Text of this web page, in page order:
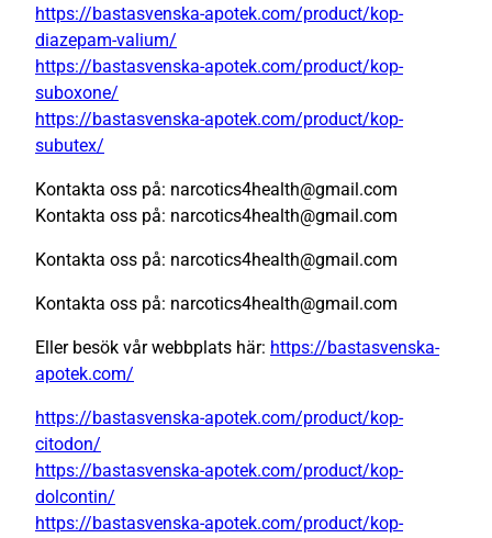
https://bastasvenska-apotek.com/product/kop-
diazepam-valium/
https://bastasvenska-apotek.com/product/kop-
suboxone/
https://bastasvenska-apotek.com/product/kop-
subutex/
Kontakta oss på: narcotics4health@gmail.com
Kontakta oss på: narcotics4health@gmail.com
Kontakta oss på: narcotics4health@gmail.com
Kontakta oss på: narcotics4health@gmail.com
Eller besök vår webbplats här: https://bastasvenska-
apotek.com/
https://bastasvenska-apotek.com/product/kop-
citodon/
https://bastasvenska-apotek.com/product/kop-
dolcontin/
https://bastasvenska-apotek.com/product/kop-